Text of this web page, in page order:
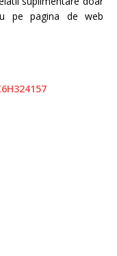
pe pagina de web